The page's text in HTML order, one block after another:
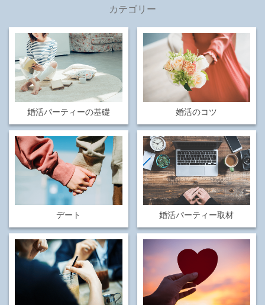
カテゴリー
婚活パーティーの基礎 婚活のコツ
デート 婚活パーティー取材